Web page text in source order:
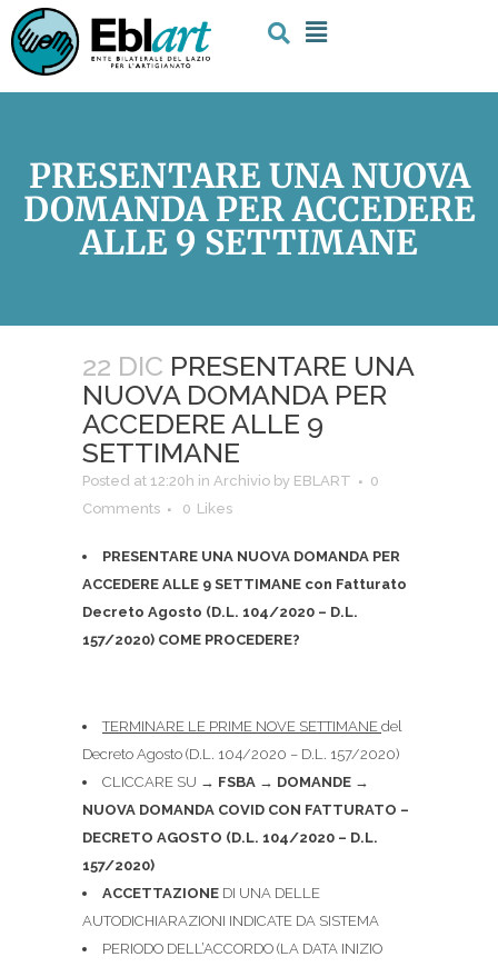
PRESENTARE UNA NUOVA
DOMANDA PER ACCEDERE
ALLE 9 SETTIMANE
22 DIC PRESENTARE UNA
NUOVA DOMANDA PER
ACCEDERE ALLE 9
SETTIMANE
Posted at 12:20h in Archivio by EBLART
0
Comments
0 Likes
PRESENTARE UNA NUOVA DOMANDA PER
ACCEDERE ALLE 9 SETTIMANE con Fatturato
Decreto Agosto (D.L. 104/2020 – D.L.
157/2020) COME PROCEDERE?
TERMINARE LE PRIME NOVE SETTIMANE del
Decreto Agosto (D.L. 104/2020 – D.L. 157/2020)
CLICCARE SU → FSBA → DOMANDE →
NUOVA DOMANDA COVID CON FATTURATO –
DECRETO AGOSTO (D.L. 104/2020 – D.L.
157/2020)
ACCETTAZIONE DI UNA DELLE
AUTODICHIARAZIONI INDICATE DA SISTEMA
PERIODO DELL’ACCORDO (LA DATA INIZIO